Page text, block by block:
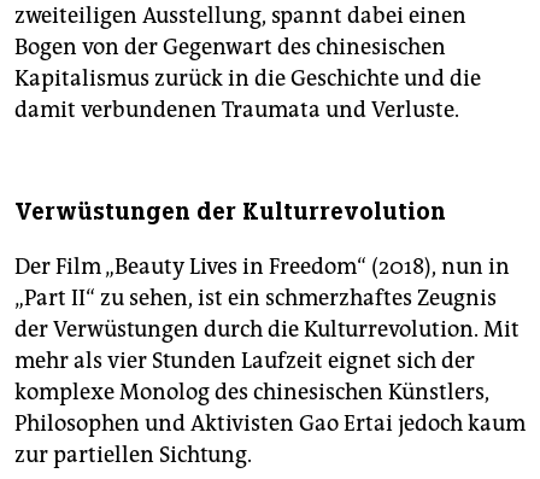
zweiteiligen Ausstellung, spannt dabei einen
Bogen von der Gegenwart des chinesischen
Kapitalismus zurück in die Geschichte und die
damit verbundenen Traumata und Verluste.
Verwüstungen der Kulturrevolution
Der Film „Beauty Lives in Freedom“ (2018), nun in
„Part II“ zu sehen, ist ein schmerzhaftes Zeugnis
der Verwüstungen durch die Kulturrevolution. Mit
mehr als vier Stunden Laufzeit eignet sich der
komplexe Monolog des chinesischen Künstlers,
Philosophen und Aktivisten Gao Ertai jedoch kaum
zur partiellen Sichtung.